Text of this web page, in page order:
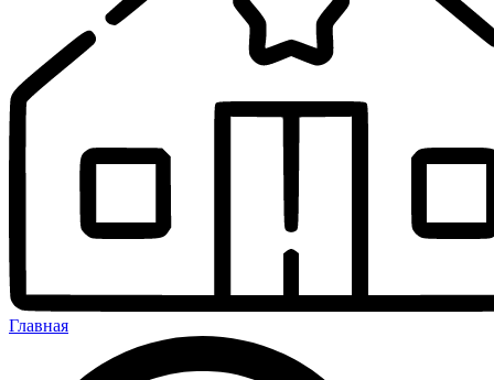
Главная